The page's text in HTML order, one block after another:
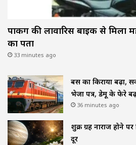
पार्किंग की लावारिस बाइक से मिला
का पता
33 minutes ago
बस का किराया बढ़ा,
भेजा पत्र, डेमू के फेरे
36 minutes ago
शुक्र ग्रह नाराज होने
दूर